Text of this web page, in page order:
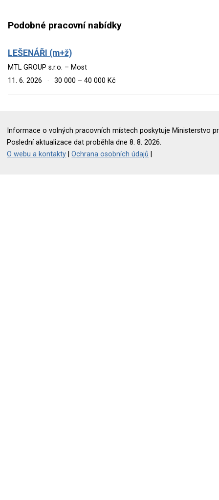
Podobné pracovní nabídky
LEŠENÁŘI (m+ž)
MTL GROUP s.r.o. – Most
11. 6. 2026
· 30 000 – 40 000 Kč
Informace o volných pracovních místech poskytuje Ministerstvo
Poslední aktualizace dat proběhla dne 8. 8. 2026.
O webu a kontakty |Ochrana osobních údajů